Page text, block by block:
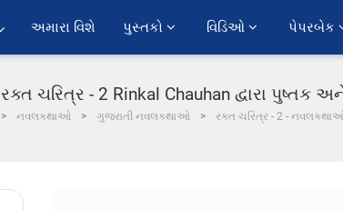
અમારા વિશે પુસ્તકો વિડિઓ પેપરબેક
રક્ત ચરિત્ર - 2 Rinkal Chauhan દ્વારા પુષ્તક અને
નવલકથાઓ ગુજરાતી નવલકથાઓ રક્ત ચરિત્ર - 2 -